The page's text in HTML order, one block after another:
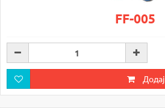
FF-005
Додај